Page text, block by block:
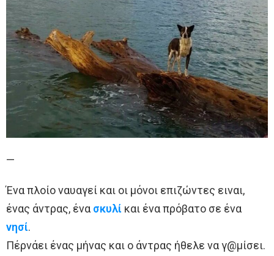
—
Ένα πλοίο ναυαγεί και οι μόνοι επιζώντες ειναι,
ένας άντρας, ένα σκυλί και ένα πρόβατο σε ένα
νησί.
Πέρνάει ένας μήνας και ο άντρας ήθελε να γ@μίσει.